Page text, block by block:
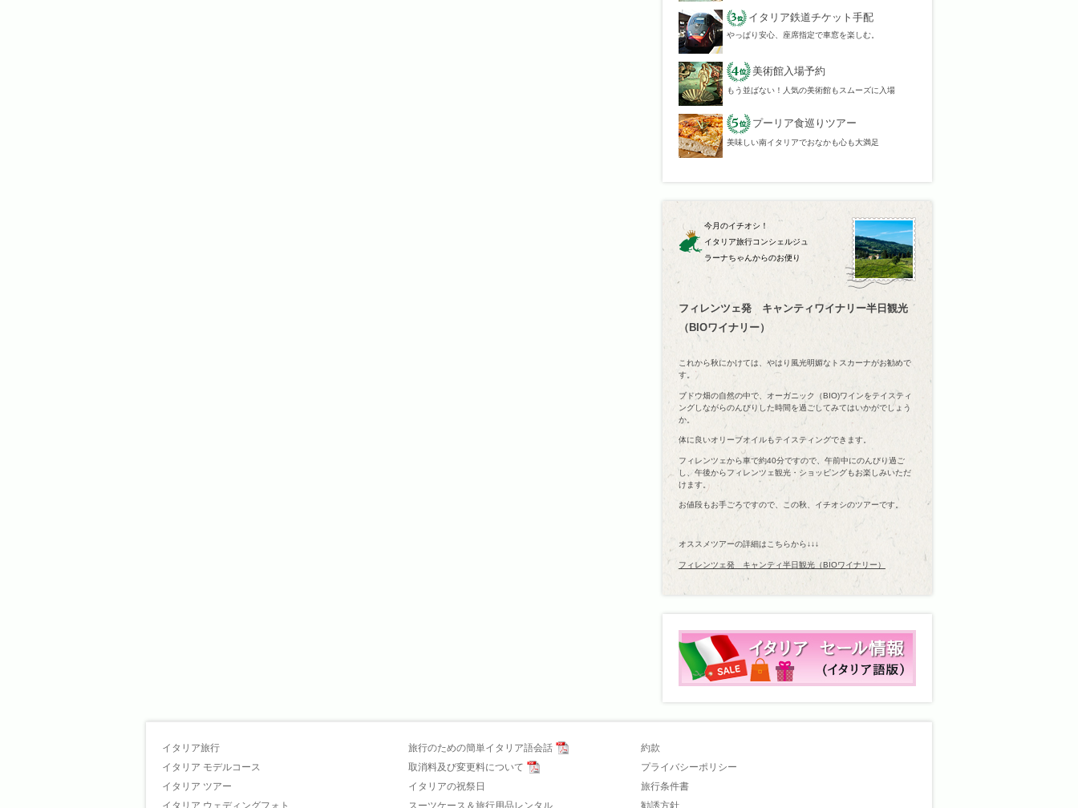
イタリア鉄道チケット手配
やっぱり安心、座席指定で車窓を楽しむ。
美術館入場予約
もう並ばない！人気の美術館もスムーズに入場
プーリア食巡りツアー
美味しい南イタリアでおなかも心も大満足
今月のイチオシ！
イタリア旅行コンシェルジュ
ラーナちゃんからのお便り
フィレンツェ発 キャンティワイナリー半日観光
（BIOワイナリー）
これから秋にかけては、やはり風光明媚なトスカーナがお勧めで
す。
ブドウ畑の自然の中で、オーガニック（BIO)ワインをテイスティ
ングしながらのんびりした時間を過ごしてみてはいかがでしょう
か。
体に良いオリーブオイルもテイスティングできます。
フィレンツェから車で約40分ですので、午前中にのんびり過ご
し、午後からフィレンツェ観光・ショッピングもお楽しみいただ
けます。
お値段もお手ごろですので、この秋、イチオシのツアーです。
オススメツアーの詳細はこちらから↓↓↓
フィレンツェ発 キャンティ半日観光（BIOワイナリー）
イタリア旅行
イタリア モデルコース
イタリア ツアー
イタリア ウェディングフォト
旅行のための簡単イタリア語会話
取消料及び変更料について
イタリアの祝祭日
スーツケース＆旅行用品レンタル
約款
プライバシーポリシー
旅行条件書
勧誘方針